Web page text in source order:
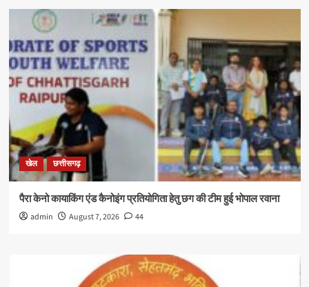
खेल छत्तीसगढ़
पैरा केनो कायाकिंग एंड कैनोइंग प्रतियोगिता हेतु छग की टीम हुई भोपाल रवाना
admin August 7, 2026 44